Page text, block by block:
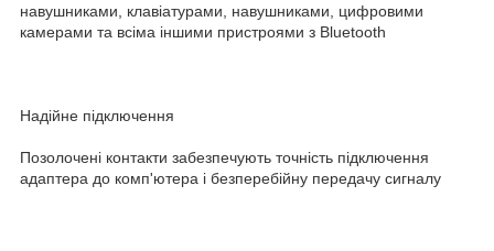
навушниками, клавіатурами, навушниками, цифровими
камерами та всіма іншими пристроями з Bluetooth
Надійне підключення
Позолочені контакти забезпечують точність підключення
адаптера до комп'ютера і безперебійну передачу сигналу